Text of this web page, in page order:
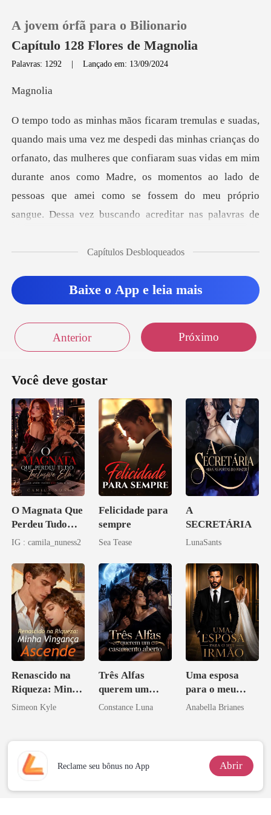
Loja
Histórico
Sair
A jovem órfã para o Bilionario
Capítulo 128 Flores de Magnolia
Palavras: 1292 |Lançado em: 13/09/2024
nol
anato, das mulheres que confiaram suas vidas em mim
durante anos como Madre, os momentos ao lado de
pessoas que
Capítulos Desbloqueados
Baixe o App e leia mais
Anterior Próximo
Você deve gostar
O Magnata Que
Perdeu Tudo
Inclusive Ela
IG : camila_nuness2
Felicidade para
sempre
Sea Tease
A
SECRETÁRIA
LunaSants
Renascido na
Riqueza: Minha
Vingança
Simeon Kyle
Três Alfas
querem um
casamento
Constance Luna
Uma esposa
para o meu
irmão
Anabella Brianes
Reclame seu bônus no App Abrir